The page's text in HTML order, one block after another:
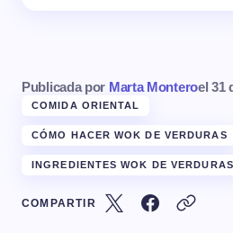
Publicada por Marta Monteroel 31
COMIDA ORIENTAL
CÓMO HACER WOK DE VERDURAS
INGREDIENTES WOK DE VERDURAS
COMPARTIR